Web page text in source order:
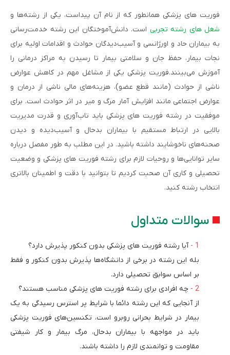
فوریت های پزشکی همانطور که از نام آن پیداست، یکی از رشته‌ها و
شغل های رشته تجربی است. دانش‌آموختگان این رشته خدمت‌رسانی
به بیماران حاد و اورژانسی و آسیب‌دیدگان حوادث و اقدامات اولیه برای
نجات بیمار، حفظ جان و سلامتی بیمار تا رسیدن به مراکز درمانی را
آموزش می‌بینند.فوریت پزشکی یکی از مشاغل مهم در کاهش عوارض
ناشی از حوادث (مانند قطع عضو)، هزینه‌های مالی ناشی از درمان و
عوارض اجتماعی مانند افزایش آمار مرگ و میر در اثر حوادث است. برای
موفقیت در رشته فوریت های پزشکی باید تاب‌آوری و قدرت مدیریت
بالایی در ارتباط مستقیم با بیماران بدحال و آسیب‌دیده و دیدن
صحنه‌های ناخوشایند داشته باشید. در این مطلب به طور مفصل درباره
سایر توانایی‌ها و روحیات لازم برای رشته فوریت های پزشکی و وضعیت
تحصیلی و کاری آن صحبت کردیم تا بتوانید با دقت و اطمینان بالاتری
انتخاب رشته کنید.
سوالات متداول
آیا رشته فوریت های پزشکی بدون کنکور پذیرش دارد؟
بله این رشته در برخی از دانشگاه‌ها پذیرش بدون کنکور و فقط
بر اساس سوابق تحصیلی دارد.
چه افرادی برای رشته فوریت های پزشکی مناسب هستند؟
از آنجایی که این رشته دائما با شرایط پر استرس رسیدگی به یک
بیمار در شرایط بحرانی روبرو است، تکنسین‌های فوریت پزشکی
باید در مواجهه با بیماران بدحال، مرگ بیمار و کار شیفتی
مقاومت و توانمندی لازم را داشته باشند.